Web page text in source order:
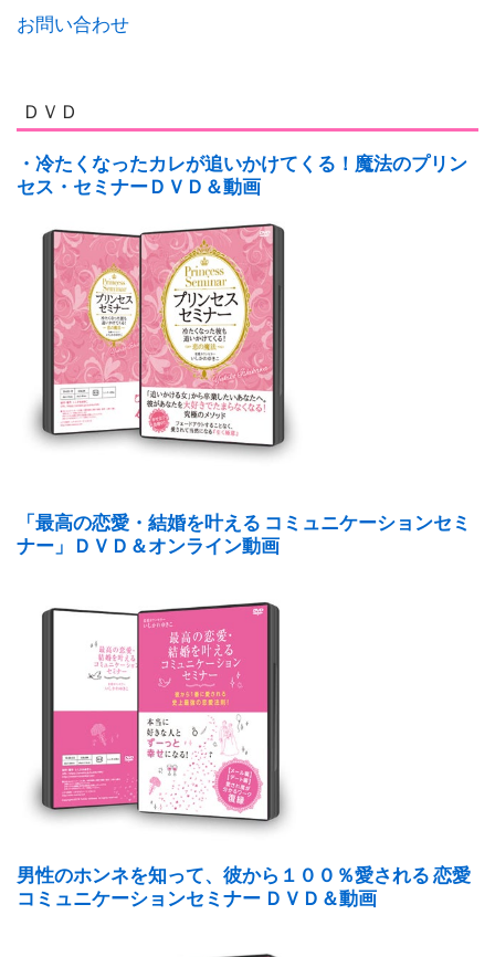
お問い合わせ
ＤＶＤ
・冷たくなったカレが追いかけてくる！魔法のプリン
セス・セミナーＤＶＤ＆動画
「最高の恋愛・結婚を叶える コミュニケーションセミ
ナー」ＤＶＤ＆オンライン動画
男性のホンネを知って、彼から１００％愛される 恋愛
コミュニケーションセミナー ＤＶＤ＆動画